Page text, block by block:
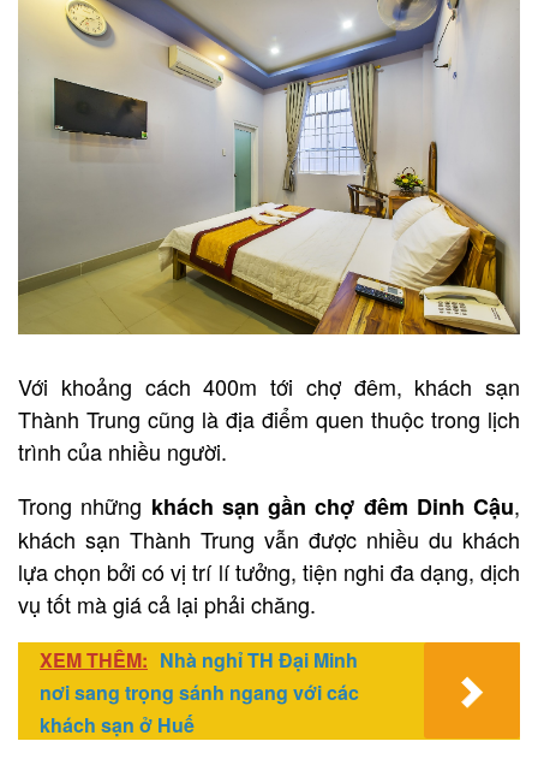
Với khoảng cách 400m tới chợ đêm, khách sạn
Thành Trung cũng là địa điểm quen thuộc trong lịch
trình của nhiều người.
Trong những khách sạn gần chợ đêm Dinh Cậu,
khách sạn Thành Trung vẫn được nhiều du khách
lựa chọn bởi có vị trí lí tưởng, tiện nghi đa dạng, dịch
vụ tốt mà giá cả lại phải chăng.
XEM THÊM: Nhà nghỉ TH Đại Minh
nơi sang trọng sánh ngang với các
khách sạn ở Huế